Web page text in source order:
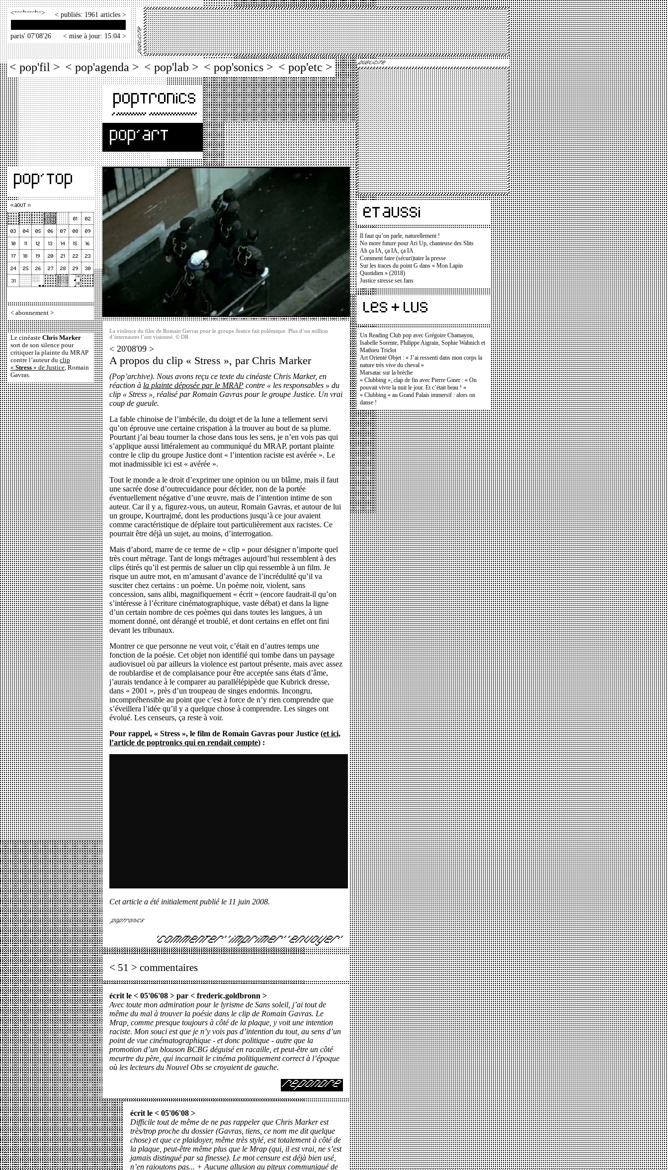
< > < publiés: 1961 articles >
paris' 07'08'26 < mise à jour: 15:04 >
< pop'fil > < pop'agenda > < pop'lab > < pop'sonics > < pop'etc >
< abonnement >
Le cinéaste Chris Marker
sort de son silence pour
critiquer la plainte du MRAP
contre l’auteur du clip
« Stress » de Justice, Romain
Gavras.
La violence du film de Romain Gavras pour le groupe Justice fait polémique. Plus d’un million
d’internautes l’ont visionné. © DR
< 20'08'09 >
A propos du clip « Stress », par Chris Marker
(Pop’archive). Nous avons reçu ce texte du cinéaste Chris Marker, en
réaction à la plainte déposée par le MRAP contre « les responsables » du
clip « Stress », réalisé par Romain Gavras pour le groupe Justice. Un vrai
coup de gueule.
La fable chinoise de l’imbécile, du doigt et de la lune a tellement servi
qu’on éprouve une certaine crispation à la trouver au bout de sa plume.
Pourtant j’ai beau tourner la chose dans tous les sens, je n’en vois pas qui
s’applique aussi littéralement au communiqué du MRAP, portant plainte
contre le clip du groupe Justice dont « l’intention raciste est avérée ». Le
mot inadmissible ici est « avérée ».
Tout le monde a le droit d’exprimer une opinion ou un blâme, mais il faut
une sacrée dose d’outrecuidance pour décider, non de la portée
éventuellement négative d’une œuvre, mais de l’intention intime de son
auteur. Car il y a, figurez-vous, un auteur, Romain Gavras, et autour de lui
un groupe, Kourtrajmé, dont les productions jusqu’à ce jour avaient
comme caractéristique de déplaire tout particulièrement aux racistes. Ce
pourrait être déjà un sujet, au moins, d’interrogation.
Mais d’abord, marre de ce terme de « clip » pour désigner n’importe quel
très court métrage. Tant de longs métrages aujourd’hui ressemblent à des
clips étirés qu’il est permis de saluer un clip qui ressemble à un film. Je
risque un autre mot, en m’amusant d’avance de l’incrédulité qu’il va
susciter chez certains : un poème. Un poème noir, violent, sans
concession, sans alibi, magnifiquement « écrit » (encore faudrait-il qu’on
s’intéresse à l’écriture cinématographique, vaste débat) et dans la ligne
d’un certain nombre de ces poèmes qui dans toutes les langues, à un
moment donné, ont dérangé et troublé, et dont certains en effet ont fini
devant les tribunaux.
Montrer ce que personne ne veut voir, c’était en d’autres temps une
fonction de la poésie. Cet objet non identifié qui tombe dans un paysage
audiovisuel où par ailleurs la violence est partout présente, mais avec assez
de roublardise et de complaisance pour être acceptée sans états d’âme,
j’aurais tendance à le comparer au parallélépipède que Kubrick dresse,
dans « 2001 », près d’un troupeau de singes endormis. Incongru,
incompréhensible au point que c’est à force de n’y rien comprendre que
s’éveillera l’idée qu’il y a quelque chose à comprendre. Les singes ont
évolué. Les censeurs, ça reste à voir.
Pour rappel, « Stress », le film de Romain Gavras pour Justice (et ici,
l’article de poptronics qui en rendait compte) :
Cet article a été initialement publié le 11 juin 2008.
< 51 > commentaires
écrit le < 05'06'08 > par < frederic.goldbronn >
Avec toute mon admiration pour le lyrisme de Sans soleil, j’ai tout de
même du mal à trouver la poésie dans le clip de Romain Gavras. Le
Mrap, comme presque toujours à côté de la plaque, y voit une intention
raciste. Mon souci est que je n’y vois pas d’intention du tout, au sens d’un
point de vue cinématographique - et donc politique - autre que la
promotion d’un blouson BCBG déguisé en racaille, et peut-être un côté
meurtre du père, qui incarnait le cinéma politiquement correct à l’époque
où les lecteurs du Nouvel Obs se croyaient de gauche.
écrit le < 05'06'08 >
Difficile tout de même de ne pas rappeler que Chris Marker est
très/trop proche du dossier (Gavras, tiens, ce nom me dit quelque
chose) et que ce plaidoyer, même très stylé, est totalement à côté de
la plaque, peut-être même plus que le Mrap (qui, il est vrai, ne s’est
jamais distingué par sa finesse). Le mot censure est déjà bien usé,
n’en rajoutons pas... + Aucune allusion au piteux communiqué de
Il faut qu’on parle, naturellement !
No more future pour Ari Up, chanteuse des Slits
Ah ça IA, ça IA, ça IA
Comment faire (sécuri)taire la presse
Sur les traces du point G dans « Mon Lapin
Quotidien » (2018)
Justice stresse ses fans
Un Reading Club pop avec Grégoire Chamayou,
Isabelle Sorente, Philippe Aigrain, Sophie Wahnich et
Mathieu Triclot
Art Orienté Objet : « J’ai ressenti dans mon corps la
nature très vive du cheval »
Marsatac sur la brèche
« Clubbing », clap de fin avec Pierre Giner : « On
pouvait vivre la nuit le jour. Et c’était beau ! »
« Clubbing » au Grand Palais immersif : alors on
danse !